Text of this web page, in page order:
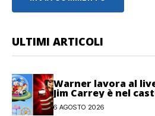
ULTIMI ARTICOLI
Warner lavora al
Jim Carrey è nel
6 AGOSTO 2026